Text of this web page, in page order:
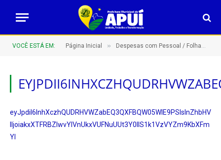
VOCÊ ESTÁ EM: Página Inicial » Despesas com Pessoal / Folhas de Pagamento
eyJpdiI6InhXczhQUDRHVWZabEQ3QXFBQW05WlE9PSIsInZhbHV
lIjoiakxXTFRBZlwvYlVnUkxVUFNuUUt3Y0lIS1k1VzVYZm9KbXFm
Yl